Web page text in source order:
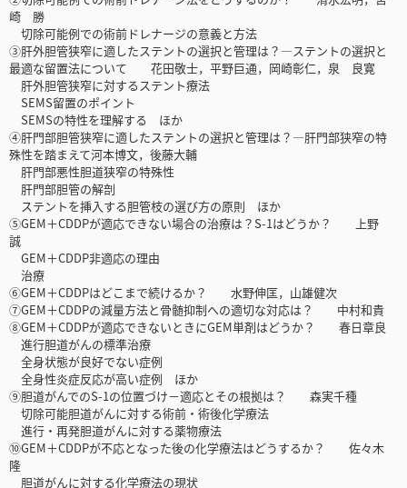
崎 勝
切除可能例での術前ドレナージの意義と方法
③肝外胆管狭窄に適したステントの選択と管理は？―ステントの選択と
最適な留置法について 花田敬士，平野巨通，岡崎彰仁，泉 良寛
肝外胆管狭窄に対するステント療法
SEMS留置のポイント
SEMSの特性を理解する ほか
④肝門部胆管狭窄に適したステントの選択と管理は？―肝門部狭窄の特
殊性を踏まえて河本博文，後藤大輔
肝門部悪性胆道狭窄の特殊性
肝門部胆管の解剖
ステントを挿入する胆管枝の選び方の原則 ほか
⑤GEM＋CDDPが適応できない場合の治療は？S-1はどうか？ 上野
誠
GEM＋CDDP非適応の理由
治療
⑥GEM＋CDDPはどこまで続けるか？ 水野伸匡，山雄健次
⑦GEM＋CDDPの減量方法と骨髄抑制への適切な対応は？ 中村和貴
⑧GEM＋CDDPが適応できないときにGEM単剤はどうか？ 春日章良
進行胆道がんの標準治療
全身状態が良好でない症例
全身性炎症反応が高い症例 ほか
⑨胆道がんでのS-1の位置づけ－適応とその根拠は？ 森実千種
切除可能胆道がんに対する術前・術後化学療法
進行・再発胆道がんに対する薬物療法
⑩GEM＋CDDPが不応となった後の化学療法はどうするか？ 佐々木
隆
胆道がんに対する化学療法の現状